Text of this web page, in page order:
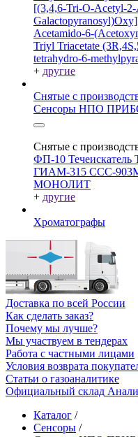
[(3,4,6-Tri-O-Acetyl-
Acetamido-6-
Triyl Triacetate
tetrahydro-6-
+ другие
Снятые с
Сенсоры НПО
Снятые с
ФП-10 Течеискатель
ГИАМ-315 ССС-
МОНОЛИТ
+ другие
Хроматографы
Доставка по всей России
Как сделать заказ?
Почему мы лучше?
Мы участвуем в тендерах
Работа с частными лицами
Условия возврата
Статьи о газоаналитике
Официальный склад
Каталог /
Сенсоры /